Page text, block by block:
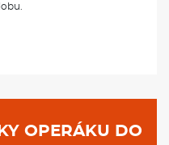
OPERÁKU DO